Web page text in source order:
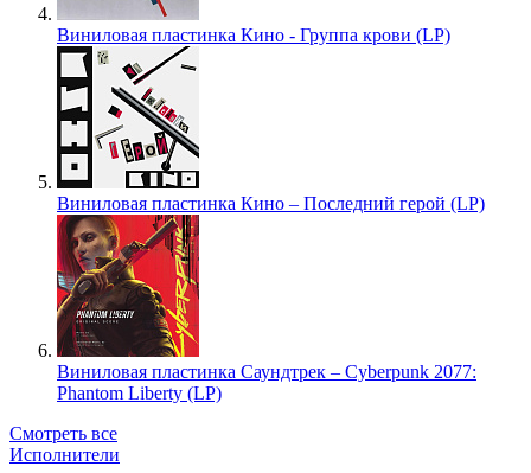
Виниловая пластинка Кино - Группа крови (LP)
Виниловая пластинка Кино – Последний герой (LP)
Виниловая пластинка Саундтрек – Cyberpunk 2077:
Phantom Liberty (LP)
Смотреть все
Исполнители